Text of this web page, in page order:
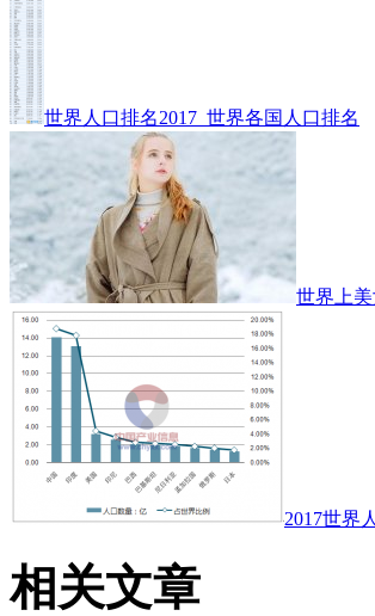
世界人口排名2017_世界各国人口排名
世界上
2017世界
相关文章